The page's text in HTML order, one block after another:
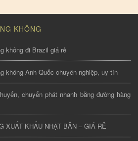
KHÔNG
không đi Brazil giá rẻ
không Anh Quốc chuyên nghiệp, uy tín
chuyển phát nhanh bằng đường hàng
XUẤT KHẨU NHẬT BẢN – GIÁ RẺ